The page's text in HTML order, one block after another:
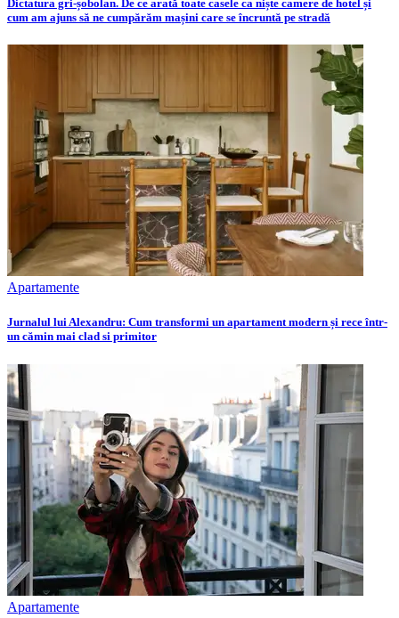
Dictatura gri-șobolan. De ce arată toate casele ca niște camere de hotel și
cum am ajuns să ne cumpărăm mașini care se încruntă pe stradă
Apartamente
Jurnalul lui Alexandru: Cum transformi un apartament modern și rece într-
un cămin mai clad si primitor
Apartamente